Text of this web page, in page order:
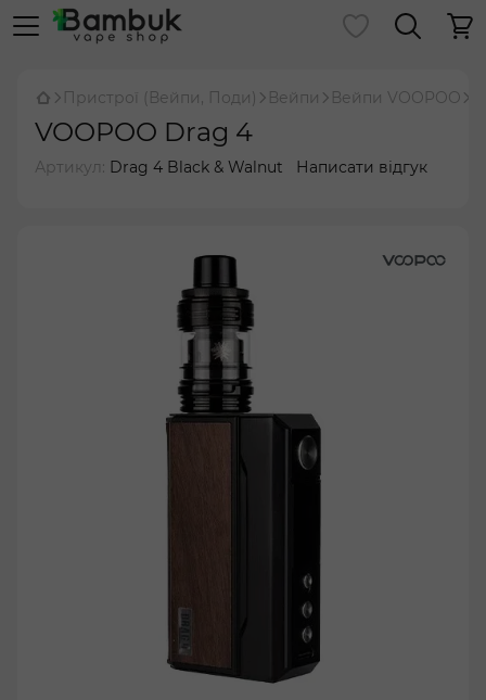
Пристрої (Вейпи, Поди) Вейпи Вейпи VOOPOO
VOOPOO Drag 4
Артикул: Drag 4 Black & Walnut Написати відгук